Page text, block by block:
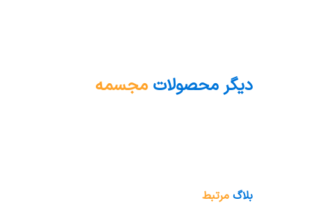
دیگر محصولات مجسمه
بلاگ مرتبط